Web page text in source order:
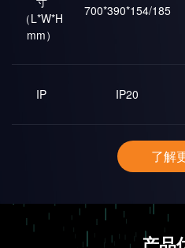
（L*W*H
mm）
700*390*154/185
IP IP20
了解